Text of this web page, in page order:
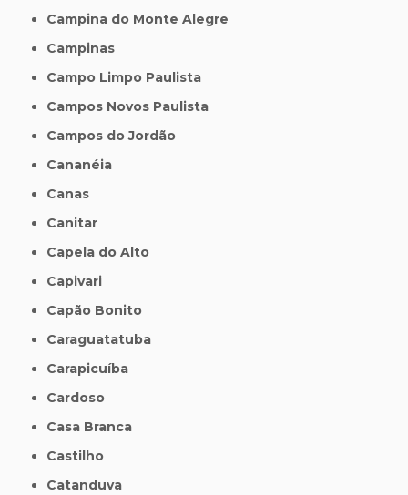
Campina do Monte Alegre
Campinas
Campo Limpo Paulista
Campos Novos Paulista
Campos do Jordão
Cananéia
Canas
Canitar
Capela do Alto
Capivari
Capão Bonito
Caraguatatuba
Carapicuíba
Cardoso
Casa Branca
Castilho
Catanduva